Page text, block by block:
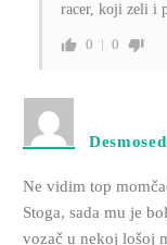
racer, koji zeli i
0 0
Ne vidim top
Stoga, sada mu je
vozač u nekoj lošoj